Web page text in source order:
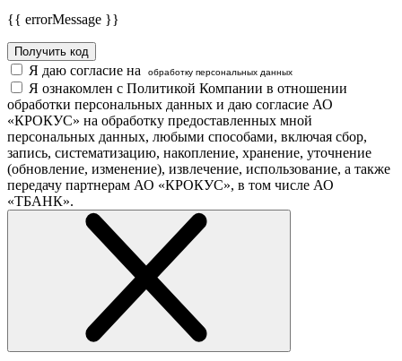
{{ errorMessage }}
Получить код
Я даю согласие на обработку персональных данных
Я ознакомлен с Политикой Компании в отношении
обработки персональных данных и даю согласие АО
«КРОКУС» на обработку предоставленных мной
персональных данных, любыми способами, включая сбор,
запись, систематизацию, накопление, хранение, уточнение
(обновление, изменение), извлечение, использование, а также
передачу партнерам АО «КРОКУС», в том числе АО
«ТБАНК».